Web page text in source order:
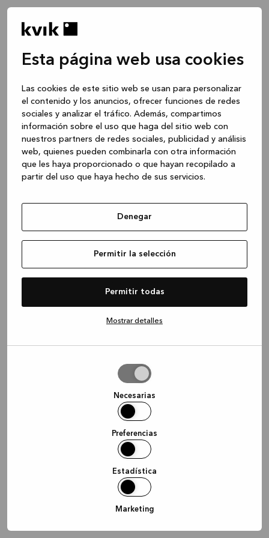
Esta página web usa cookies
Las cookies de este sitio web se usan para personalizar
el contenido y los anuncios, ofrecer funciones de redes
sociales y analizar el tráfico. Además, compartimos
información sobre el uso que haga del sitio web con
nuestros partners de redes sociales, publicidad y análisis
web, quienes pueden combinarla con otra información
que les haya proporcionado o que hayan recopilado a
partir del uso que haya hecho de sus servicios.
Denegar
Permitir la selección
Permitir todas
Mostrar detalles
Necesarias
Preferencias
Estadística
Marketing
Application error: a client-side exception has occurred
loadingwww.kvik.es (see the browser console for more